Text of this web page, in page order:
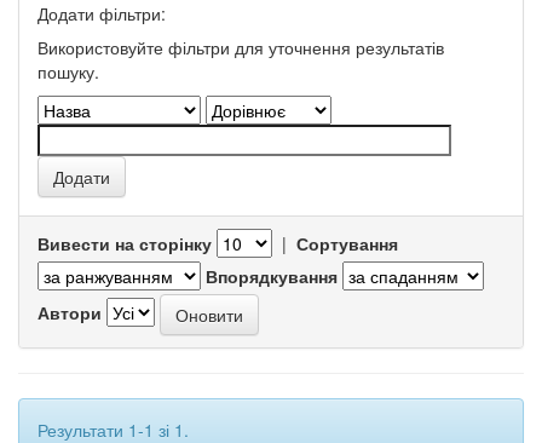
Додати фільтри:
Використовуйте фільтри для уточнення результатів
пошуку.
Вивести на сторінку | Сортування
Впорядкування
Автори
Результати 1-1 зі 1.